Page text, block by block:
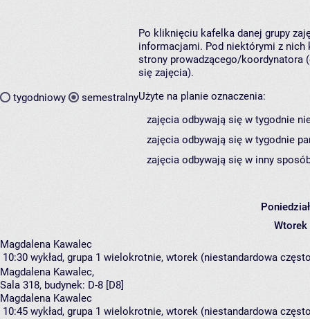
tygodniowy semestralny
Po kliknięciu kafelka danej grupy
informacjami. Pod niektórymi z nich
strony prowadzącego/koordynatora
się zajęcia).
Użyte na planie oznaczenia:
zajęcia odbywają się w tygodnie
zajęcia odbywają się w tygodnie
zajęcia odbywają się w inny
Wtorek
Magdalena Kawalec
10:30 wykład, grupa 1 wielokrotnie, wtorek (niestandardowa
Magdalena Kawalec,
Sala 318, budynek: D-8 [D8]
Magdalena Kawalec
10:45 wykład, grupa 1 wielokrotnie, wtorek (niestandardowa